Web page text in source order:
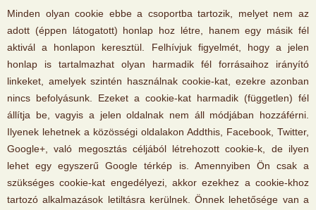
Minden olyan cookie ebbe a csoportba tartozik, melyet nem az
adott (éppen látogatott) honlap hoz létre, hanem egy másik fél
aktivál a honlapon keresztül. Felhívjuk figyelmét, hogy a jelen
honlap is tartalmazhat olyan harmadik fél forrásaihoz irányító
linkeket, amelyek szintén használnak cookie-kat, ezekre azonban
nincs befolyásunk. Ezeket a cookie-kat harmadik (független) fél
állítja be, vagyis a jelen oldalnak nem áll módjában hozzáférni.
Ilyenek lehetnek a közösségi oldalakon Addthis, Facebook, Twitter,
Google+, való megosztás céljából létrehozott cookie-k, de ilyen
lehet egy egyszerű Google térkép is. Amennyiben Ön csak a
szükséges cookie-kat engedélyezi, akkor ezekhez a cookie-khoz
tartozó alkalmazások letiltásra kerülnek. Önnek lehetősége van a